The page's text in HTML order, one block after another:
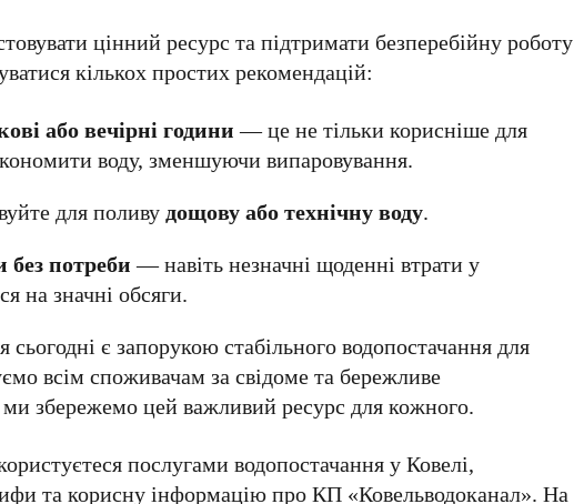
цінний ресурс та підтримати безперебійну роботу
кількох простих рекомендацій:
або вечірні години— це не тільки корисніше для
воду, зменшуючи випаровування.
для поливудощову або технічну воду.
потреби— навіть незначні щоденні втрати у
на значні обсяги.
є запорукою стабільного водопостачання для
всім споживачам за свідоме та бережливе
збережемо цей важливий ресурс для кожного.
послугами водопостачання у Ковелі,
та корисну інформацію про КП «Ковельводоканал». На